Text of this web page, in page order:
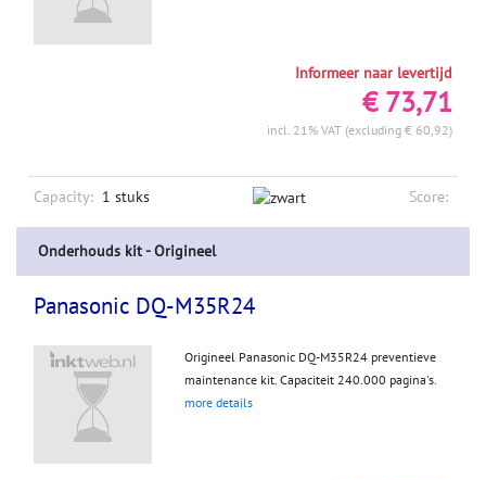
Informeer naar levertijd
€ 73,71
incl. 21% VAT (excluding € 60,92)
Capacity: 1 stuks Score:
Onderhouds kit - Origineel
Panasonic DQ-M35R24
Origineel Panasonic DQ-M35R24 preventieve
maintenance kit. Capaciteit 240.000 pagina's.
more details